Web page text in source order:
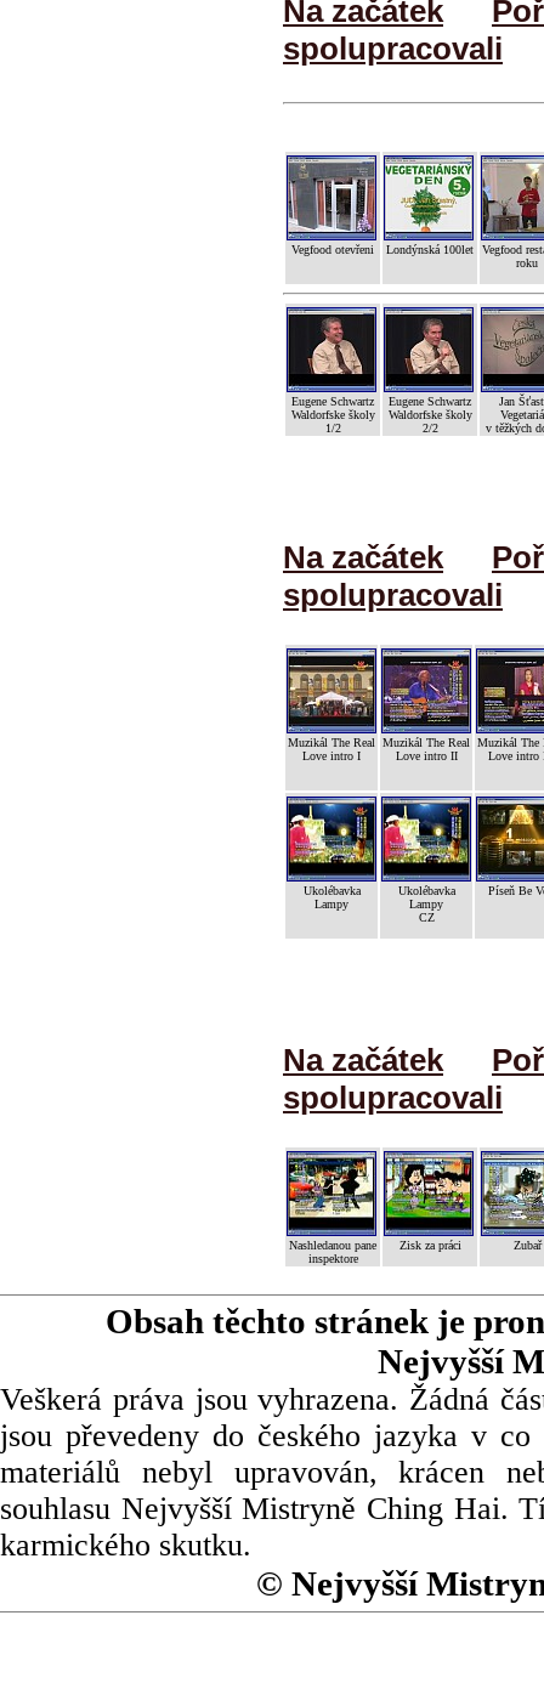
Na začátek
spolupracovali
Vegfood otevřeni Londýnská 100let
Vegfood
roku
Eugene Schwartz
Waldorfske školy
1/2
Eugene Schwartz
Waldorfske školy
2/2
Jan
v těžkých
Na začátek
spolupracovali
Muzikál The Real
Love intro I
Muzikál The Real
Love intro II
Muzikál The
Love intro
Ukolébavka
Lampy
Ukolébavka
Lampy
CZ
Píseň Be
Na začátek
spolupracovali
Nashledanou pane
inspektore
Zisk za práci Zubař
Obsah těchto stránek je
Nejvyšší
Veškerá práva jsou vyhrazena. Žádná
jsou převedeny do českého jazyka v
materiálů nebyl upravován, krácen
souhlasu Nejvyšší Mistryně Ching Hai.
karmického skutku.
© Nejvyšší